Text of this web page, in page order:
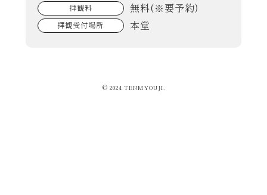
拝観料 無料(※要予約)
拝観受付場所 本堂
© 2024 TENMYOUJI.